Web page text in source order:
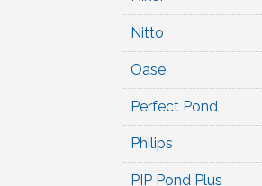
Nitto
Oase
Perfect Pond
Philips
PIP Pond Plus